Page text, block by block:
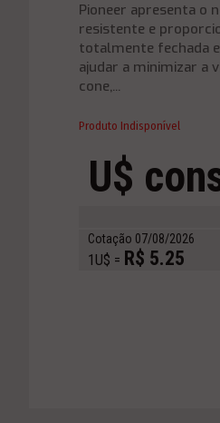
Pioneer apresenta o
resistente e
totalmente fechada
ajudar a minimizar a
cone,...
Produto Indisponível
U$
Cotação 07/08/2026
1U$ = R$ 5.25